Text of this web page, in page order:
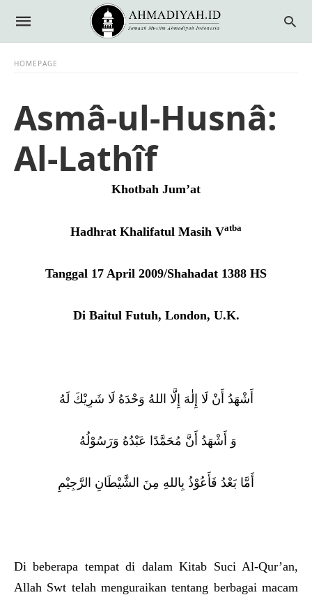
HOMEPAGE
Asmâ-ul-Husnâ:
Al-Lathîf
Khotbah Jum’at
Hadhrat Khalifatul Masih Vatba
Tanggal 17 April 2009/Shahadat 1388 HS
Di Baitul Futuh, London, U.K.
أَشْهَدُ أَنْ لَا إِلٰهَ إِلَّا اللهُ وَحْدَهُ لَا شَرِيْكَ لَهُ
وَ أَشْهَدُ أَنَّ مُحَمَّدًا عَبْدُهُ وَرَسُوْلُهُ
أَمَّا بَعْدُ فَأَعُوْذُ بِاللهِ مِنَ الشَّيْطَانِ الرَّجِيْمِ
Di beberapa tempat di dalam Kitab Suci Al-Qur’an,
Allah Swt telah menguraikan tentang berbagai macam